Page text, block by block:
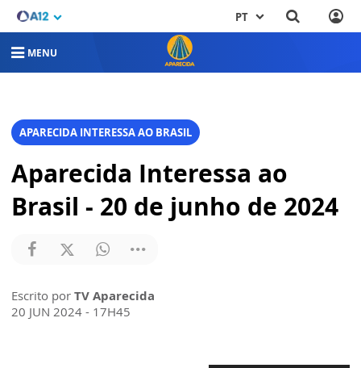
PT
MENU
APARECIDA INTERESSA AO BRASIL
Aparecida Interessa ao
Brasil - 20 de junho de 2024
Escrito por TV Aparecida
20 JUN 2024 - 17H45